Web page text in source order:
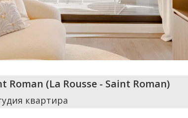
Roman (La Rousse - Saint Roman)
квартира